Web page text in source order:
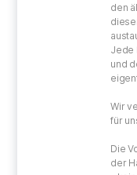
den
Jede
und
Wir
für
Die
der